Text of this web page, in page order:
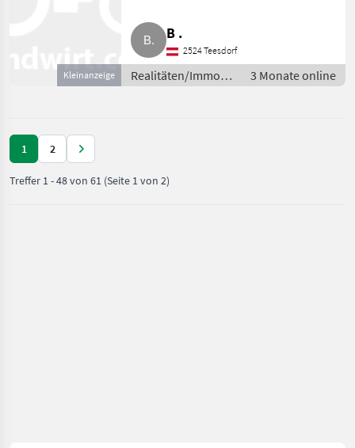
Kleinanzeige
Großraum um Baden bei Wien,
gerne auch Hanglagen bzw.
kleine oder kleinste Flächen. B
B .
2524 Teesdorf
Realitäten/Immobilien
/ Sonstige
3 Monate online
1 2
Treffer 1-48von 61 (Seite 1 von 2)